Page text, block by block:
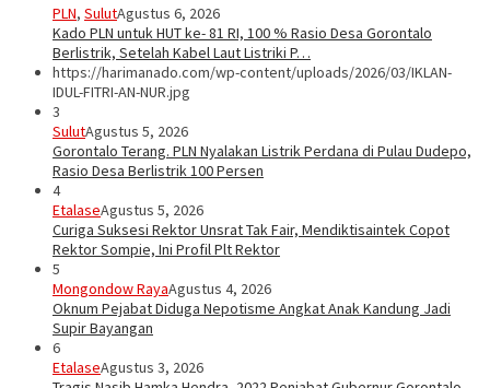
PLN, SulutAgustus 6, 2026
Kado PLN untuk HUT ke- 81 RI, 100 % Rasio Desa Gorontalo
Berlistrik, Setelah Kabel Laut Listriki P…
https://harimanado.com/wp-content/uploads/2026/03/IKLAN-
IDUL-FITRI-AN-NUR.jpg
3
SulutAgustus 5, 2026
Gorontalo Terang. PLN Nyalakan Listrik Perdana di Pulau Dudepo,
Rasio Desa Berlistrik 100 Persen
4
EtalaseAgustus 5, 2026
Curiga Suksesi Rektor Unsrat Tak Fair, Mendiktisaintek Copot
Rektor Sompie, Ini Profil Plt Rektor
5
Mongondow RayaAgustus 4, 2026
Oknum Pejabat Diduga Nepotisme Angkat Anak Kandung Jadi
Supir Bayangan
6
EtalaseAgustus 3, 2026